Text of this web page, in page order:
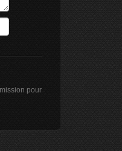
pour